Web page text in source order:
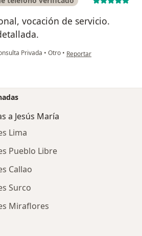
vocación de servicio.
Privada • Otro • en opinión del usuario
Reportar
a Jesús María
Lima
Pueblo Libre
Callao
Surco
Miraflores